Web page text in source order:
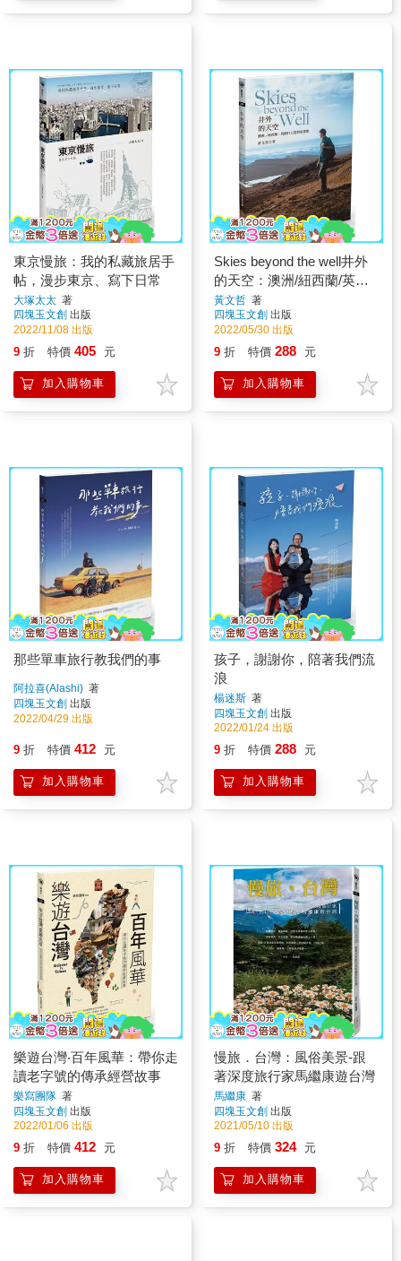
東京慢旅：我的私藏旅居手
帖，漫步東京、寫下日常
大塚太太 著
四塊玉文創 出版
2022/11/08 出版
9 折 特價 405 元
加入購物車
Skies beyond the well井外
的天空：澳洲/紐西蘭/英國
打工度假旅遊集
黃文哲 著
四塊玉文創 出版
2022/05/30 出版
9 折 特價 288 元
加入購物車
那些單車旅行教我們的事
阿拉喜(Alashi) 著
四塊玉文創 出版
2022/04/29 出版
9 折 特價 412 元
加入購物車
孩子，謝謝你，陪著我們流
浪
楊迷斯 著
四塊玉文創 出版
2022/01/24 出版
9 折 特價 288 元
加入購物車
樂遊台灣‧百年風華：帶你走
讀老字號的傳承經營故事
樂寫團隊 著
四塊玉文創 出版
2022/01/06 出版
9 折 特價 412 元
加入購物車
慢旅．台灣：風俗美景-跟
著深度旅行家馬繼康遊台灣
馬繼康 著
四塊玉文創 出版
2021/05/10 出版
9 折 特價 324 元
加入購物車